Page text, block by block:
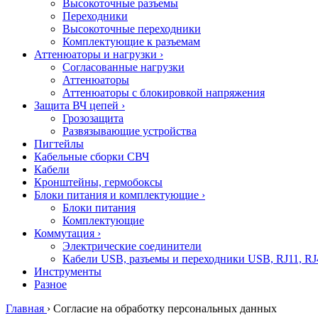
Высокоточные разъемы
Переходники
Высокоточные переходники
Комплектующие к разъемам
Аттенюаторы и нагрузки ›
Согласованные нагрузки
Аттенюаторы
Аттенюаторы с блокировкой напряжения
Защита ВЧ цепей ›
Грозозащита
Развязывающие устройства
Пигтейлы
Кабельные сборки СВЧ
Кабели
Кронштейны, гермобоксы
Блоки питания и комплектующие ›
Блоки питания
Комплектующие
Коммутация ›
Электрические соединители
Кабели USB, разъемы и переходники USB, RJ11,
Инструменты
Разное
Главная › Согласие на обработку персональных данных